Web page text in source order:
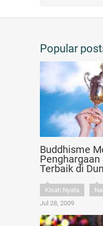
Popular
Buddhisme
Penghargaan
Terbaik di
Kisah Nyata
Jul 28, 2009